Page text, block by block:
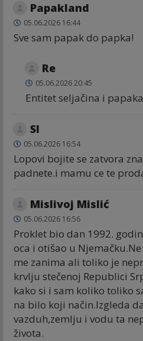
Papakland
05.06.2026 16:44
Sve sam papak do papka!
Re
05.06.2026 20:45
Entitet seljačina i
Sl
05.06.2026 16:54
Lopovi bojite se zatvora
padnete.i mamu ce te
Mislivoj Mislić
05.06.2026 16:56
Proklet bio dan 1992.
oca i otišao u
me zanima ali toliko je
krvlju stečenoj Republici
kako si i sam koliko toliko
na bilo koji način.Izgleda
vazduh,zemlju i vodu ta
života.